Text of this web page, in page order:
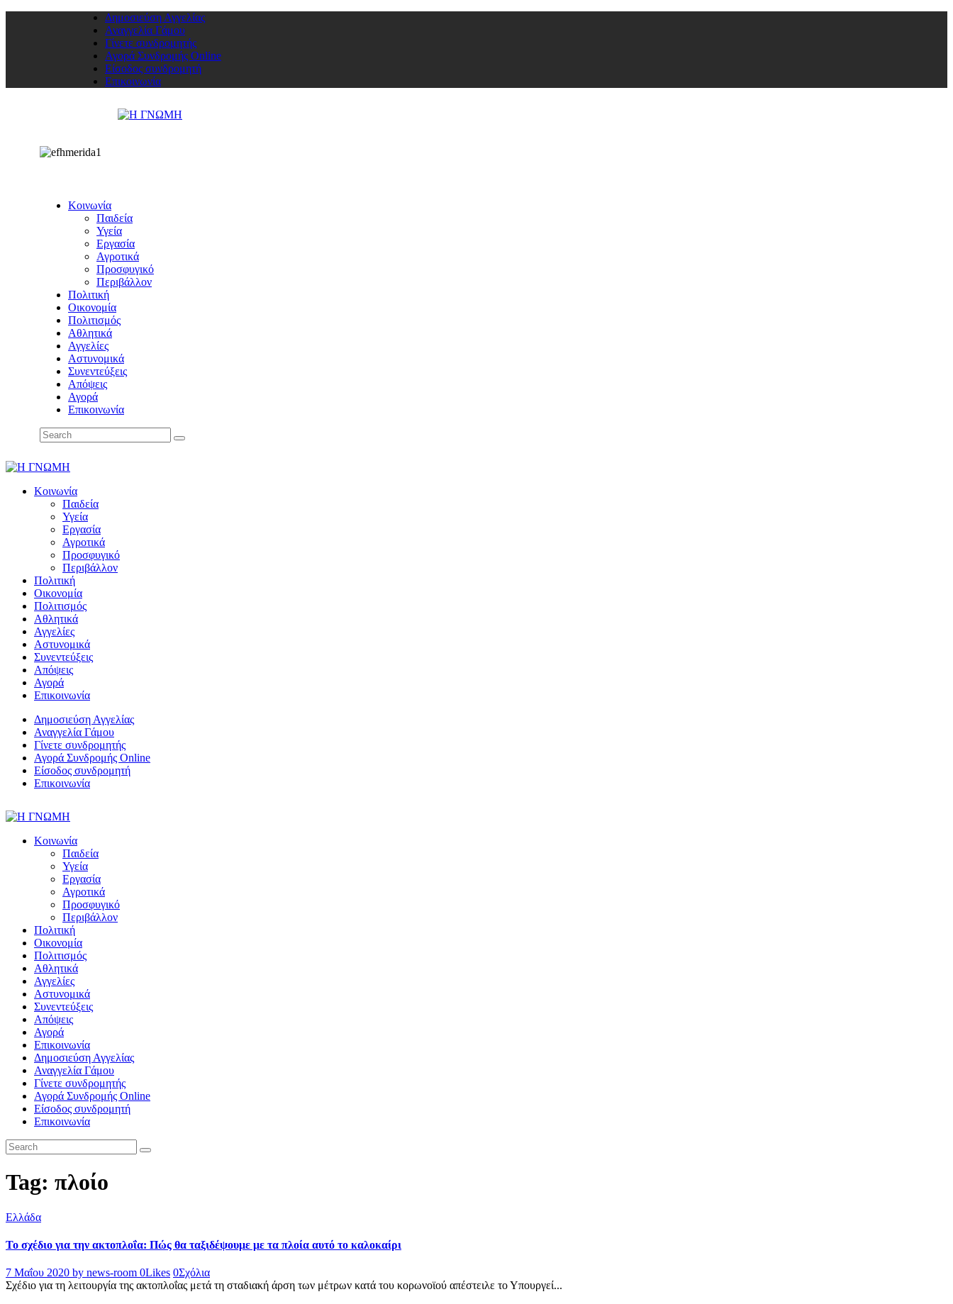
Δημοσιεύση Αγγελίας
Αναγγελία Γάμου
Γίνετε συνδρομητής
Αγορά Συνδρομής Online
Είσοδος συνδρομητή
Επικοινωνία
Κοινωνία
Παιδεία
Υγεία
Εργασία
Αγροτικά
Προσφυγικό
Περιβάλλον
Πολιτική
Οικονομία
Πολιτισμός
Αθλητικά
Αγγελίες
Αστυνομικά
Συνεντεύξεις
Απόψεις
Αγορά
Επικοινωνία
Κοινωνία
Παιδεία
Υγεία
Εργασία
Αγροτικά
Προσφυγικό
Περιβάλλον
Πολιτική
Οικονομία
Πολιτισμός
Αθλητικά
Αγγελίες
Αστυνομικά
Συνεντεύξεις
Απόψεις
Αγορά
Επικοινωνία
Δημοσιεύση Αγγελίας
Αναγγελία Γάμου
Γίνετε συνδρομητής
Αγορά Συνδρομής Online
Είσοδος συνδρομητή
Επικοινωνία
Κοινωνία
Παιδεία
Υγεία
Εργασία
Αγροτικά
Προσφυγικό
Περιβάλλον
Πολιτική
Οικονομία
Πολιτισμός
Αθλητικά
Αγγελίες
Αστυνομικά
Συνεντεύξεις
Απόψεις
Αγορά
Επικοινωνία
Δημοσιεύση Αγγελίας
Αναγγελία Γάμου
Γίνετε συνδρομητής
Αγορά Συνδρομής Online
Είσοδος συνδρομητή
Επικοινωνία
Tag: πλοίο
Ελλάδα
Το σχέδιο για την ακτοπλοΐα: Πώς θα ταξιδέψουμε με τα πλοία αυτό το καλοκαίρι
7 Μαΐου 2020 by news-room 0Likes 0Σχόλια
Σχέδιο για τη λειτουργία της ακτοπλοΐας μετά τη σταδιακή άρση των μέτρων κατά του κορωνοϊού απέστειλε το Υπουργεί...